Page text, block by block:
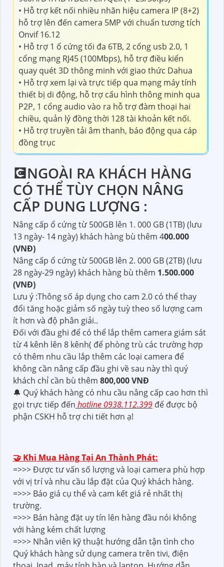
• Đầu ghi hình 8 kênh, hỗ trợ camera
HDCVI/TVI/AHD/Analog/IP
• Chuẩn nén hình ảnh H264+/H264 với hai luồng
dữ liệu độ phân giải 1080P@25/30fps,
720P@25/30fps
• Hỗ trợ ghi hình camera độ phân giải: Kênh số
1: 1080N/720P(1~25/30fps), các kênh khác
1080N(1~12fps)/720P(1~15fps);
960H/D1/HD1/BCIF/CIF/QCIF(1~25/30fps)
• Hỗ trợ kết nối nhiều nhãn hiệu camera IP (8+2)
hỗ trợ lên đến camera 5MP với chuẩn tương tích
Onvif 16.12
• Hỗ trợ 1 ổ cứng tối đa 6TB, 2 cổng usb 2.0, 1
cổng mạng RJ45 (100Mbps), hỗ trợ điều kiển
quay quét 3D thông minh với giao thức Dahua
• Hỗ trợ xem lại và trực tiếp qua mạng máy tính
thiết bị di động, hỗ trợ cấu hình thông minh qua
P2P, 1 cổng audio vào ra hỗ trợ đàm thoại hai
chiều, quản lý đồng thời 128 tài khoản kết nối.
• Hỗ trợ truyền tải âm thanh, báo động qua cáp
đồng trục
💽NGOÀI RA KHÁCH HÀNG
CÓ THỂ TÙY CHỌN NÂNG
CẤP DUNG LƯỢNG :
Nâng cấp ổ cứng từ 500GB lên 1. 000 GB (1TB) (lưu
13 ngày- 14 ngày) khách hàng bù thêm 400.000
(VNĐ)
Nâng cấp ổ cứng từ 500GB lên 2. 000 GB (2TB) (lưu
28 ngày-29 ngày) khách hàng bù thêm
(VNĐ)
Lưu ý :Thông số áp dụng cho cam 2.0 có thể thay
đổi tăng hoặc giảm số ngày tuỳ theo số lượng cam
có thêm nhu cầu lắp thêm các loại camera để
không cần nâng cấp đầu ghi về sau này thì quý
khách chỉ cần bù thêm 800,000 VNĐ
🔔 Quý khách hàng có nhu cầu nâng cấp cao hơn thì
gọi trực tiếp đến
phận CSKH hỗ trợ chi tiết hơn ạ!
🤝 Khi Mua Hàng Tại An Thành Phát: